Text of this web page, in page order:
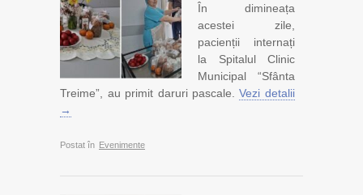
În dimineața
acestei zile,
pacienții internați
la Spitalul Clinic
Municipal “Sfânta
Treime”, au primit daruri pascale.
Vezi detalii
→
Postat în Evenimente